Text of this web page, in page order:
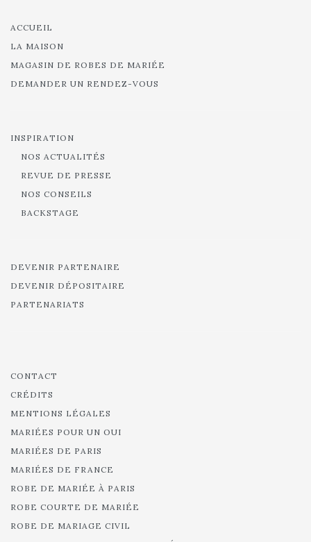
ACCUEIL
LA MAISON
MAGASIN DE ROBES DE MARIÉE
DEMANDER UN RENDEZ-VOUS
INSPIRATION
NOS ACTUALITÉS
REVUE DE PRESSE
NOS CONSEILS
BACKSTAGE
DEVENIR PARTENAIRE
DEVENIR DÉPOSITAIRE
PARTENARIATS
CONTACT
CRÉDITS
MENTIONS LÉGALES
MARIÉES POUR UN OUI
MARIÉES DE PARIS
MARIÉES DE FRANCE
ROBE DE MARIÉE À PARIS
ROBE COURTE DE MARIÉE
ROBE DE MARIAGE CIVIL